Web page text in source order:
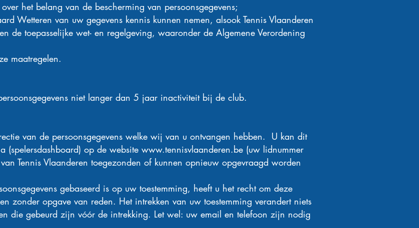
het belang van de bescherming van persoonsgegevens;
Wetteren van uw gegevens kennis kunnen nemen, alsook Tennis Vlaanderen
de toepasselijke wet- en regelgeving, waaronder de Algemene Verordening
maatregelen.
niet langer dan 5 jaar inactiviteit bij de club.
van de persoonsgegevens welke wij van u ontvangen hebben. U kan dit
(spelersdashboard) op de website www.tennisvlaanderen.be (uw lidnummer
Tennis Vlaanderen toegezonden of kunnen opnieuw opgevraagd worden
gebaseerd is op uw toestemming, heeft u het recht om deze
zonder opgave van reden. Het intrekken van uw toestemming verandert niets
die gebeurd zijn vóór de intrekking. Let wel: uw email en telefoon zijn nodig